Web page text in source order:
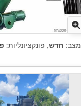
חדש, פונקציונליות: